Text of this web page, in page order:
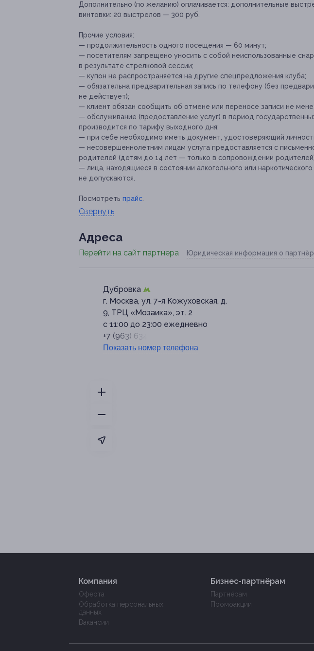
Дополнительно (по желанию) оплачивается: дополнительные
винтовки: 20 выстрелов — 300 руб.
Прочие условия:
— продолжительность одного посещения — 60 минут;
— посетителям запрещено уносить с собой неиспользованные
в результате стрелковой сессии;
— купон не распространяется на другие спецпредложения клуба;
— обязательна предварительная запись по телефону (без
не действует);
— клиент обязан сообщить об отмене или переносе записи не
— обслуживание (предоставление услуг) в период
производится по тарифу выходного дня;
— при себе необходимо иметь документ, удостоверяющий
— несовершеннолетним лицам услуга предоставляется с
родителей (детям до 14 лет — только в сопровождении
— лица, находящиеся в состоянии алкогольного или наркотического
не допускаются.
Посмотреть прайс
Свернуть
Адресa
Перейти на сайт партнера Юридическая информация о
Дубровка
г. Москва, ул. 7-я Кожуховская, д.
9, ТРЦ «Мозаика», эт. 2
с 11:00 до 23:00 ежедневно
+7 (963) 634-77-88
Показать номер телефона
Компания
Оферта
Обработка персональных
данных
Вакансии
Бизнес-партнёрам
Партнёрам
Промоакции